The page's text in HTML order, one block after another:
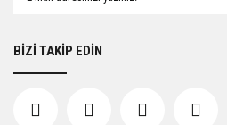
BİZİ TAKİP EDİN